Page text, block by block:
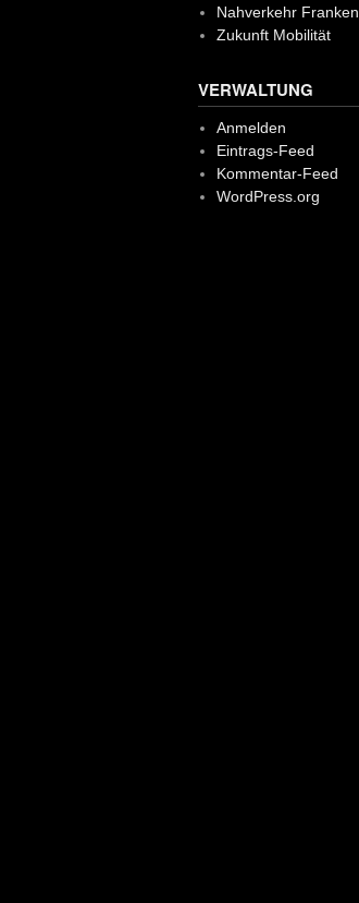
Nahverkehr Franken
Zukunft Mobilität
VERWALTUNG
Anmelden
Eintrags-Feed
Kommentar-Feed
WordPress.org